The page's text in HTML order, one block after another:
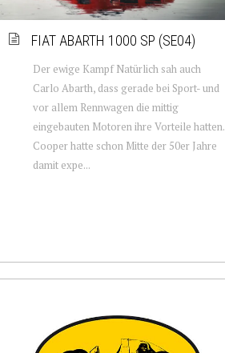
FIAT ABARTH 1000 SP (SE04)
Der ewige Kampf Natürlich sah auch
Carlo Abarth, dass gerade bei Sport- und
vor allem Rennwagen die mittig
eingebauten Motoren ihre Vorteile hatten.
Cooper hatte schon Mitte der 50er Jahre
damit expe...